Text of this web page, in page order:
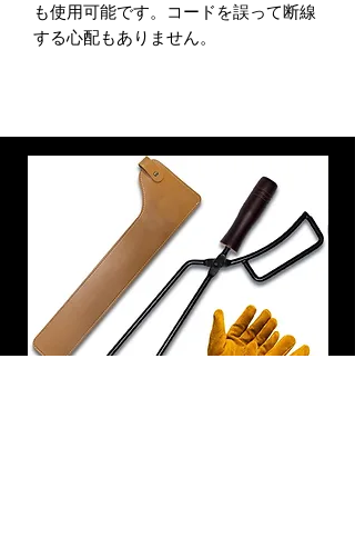
も使用可能です。コードを誤って断線
する心配もありません。